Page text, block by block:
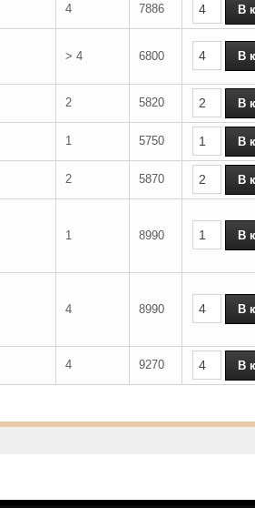
4 7886
> 4 6800
2 5820
1 5750
2 5870
1 8990
4 8990
4 9270